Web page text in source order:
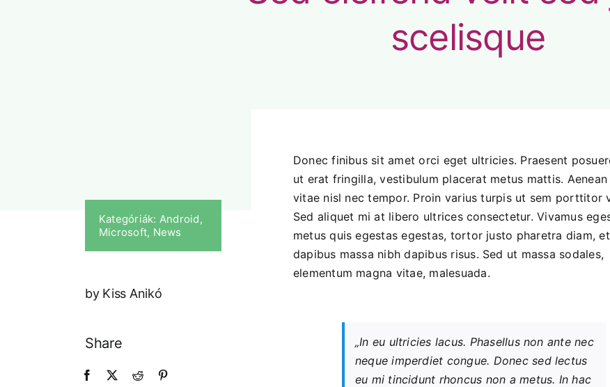
scelisque
Kategóriák: Android,
Microsoft, News
by Kiss Anikó
Share
Donec finibus sit amet orci eget ultricies. Praesent
ut erat fringilla, vestibulum placerat metus mattis.
vitae nisl nec tempor. Proin varius turpis ut sem porttitor
Sed aliquet mi at libero ultrices consectetur. Vivamus
metus quis egestas egestas, tortor justo pharetra diam, et
dapibus massa nibh dapibus risus. Sed ut massa sodales,
elementum magna vitae, malesuada.
„In eu ultricies lacus. Phasellus non ante nec
neque imperdiet congue. Donec sed lectus
eu mi tincidunt rhoncus non a metus. In hac